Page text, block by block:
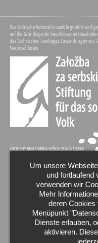
Das Sorbische National-Ensemble gGmbH wird
auf der Grundlage der beschlossenen
des Sächsischen Landtages Zuwendungen
Niederschlesien.
Um unsere
und fortlaufend
verwenden wir
Mehr
deren Cookies
Menüpunkt
Dienste erlauben,
aktivieren.